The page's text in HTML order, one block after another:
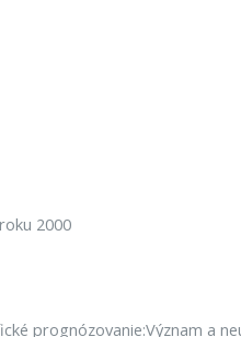
2000
prognózovanie:Význam a